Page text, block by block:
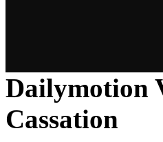
Dailymotion
Cassation